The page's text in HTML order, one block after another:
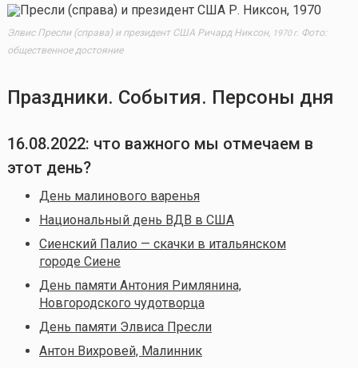
Элвис Пресли (справа) и президент США Ричард Никсон, 1970 г. Фото:
общественное достояние
Праздники. События. Персоны дня
16.08.2022: что важного мы отмечаем в
этот день?
День малинового варенья
Национальный день ВДВ в США
Сиенский Палио — скачки в итальянском
городе Сиене
День памяти Антония Римлянина,
Новгородского чудотворца
День памяти Элвиса Пресли
Антон Вихровей, Малинник